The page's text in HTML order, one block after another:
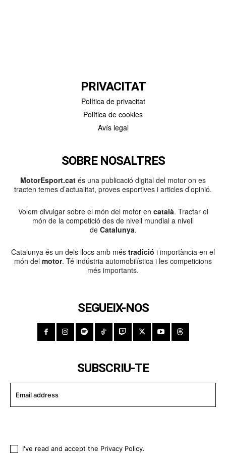
PRIVACITAT
Política de privacitat
Política de cookies
Avís legal
SOBRE NOSALTRES
MotorEsport.cat és una publicació digital del motor on es
tracten temes d’actualitat, proves esportives i articles d’opinió.
Volem divulgar sobre el món del motor en català. Tractar el
món de la competició des de nivell mundial a nivell
de Catalunya.
Catalunya és un dels llocs amb més tradició i importància en el
món del motor. Té indústria automobilística i les competicions
més importants.
SEGUEIX-NOS
SUBSCRIU-TE
I've read and accept the Privacy Policy.